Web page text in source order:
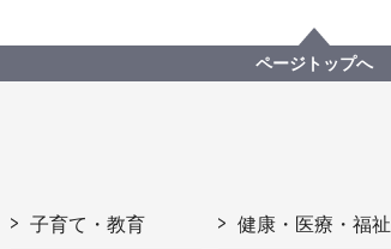
ページトップへ
子育て・教育 健康・医療・福祉